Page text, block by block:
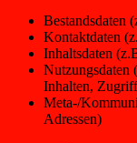
Bestandsdaten
Kontaktdaten
Inhaltsdaten
Nutzungsdaten
Inhalten,
Meta-/
Adressen)